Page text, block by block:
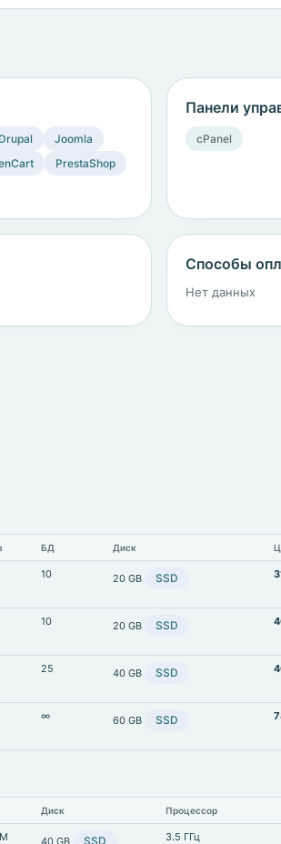
Drupal
Joomla
PrestaShop
Панели
cPanel
Способы
Нет данных
БД Диск
10 20 GB SSD
10 20 GB SSD
25 40 GB SSD
∞ 60 GB SSD
Диск Процессор
40 GB SSD 3.5 ГГц